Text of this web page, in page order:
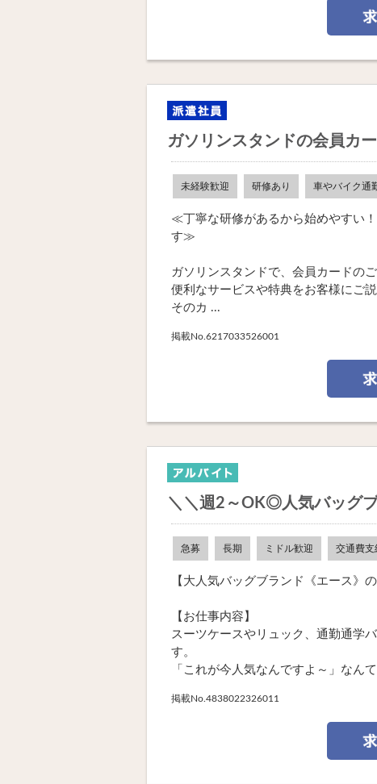
ガソリンスタンドの会員カ
未経験歓迎 研修あり 車やバイク通
≪丁寧な研修があるから始めやすい
す≫
ガソリンスタンドで、会員カードの
便利なサービスや特典をお客様にご
そのカ ...
掲載No.6217033526001
＼＼週2～OK◎人気バッグ
急募 長期 ミドル歓迎 交通費支
【大人気バッグブランド《エース》
【お仕事内容】
スーツケースやリュック、通勤通学
す。
「これが今人気なんですよ～」なん
掲載No.4838022326011